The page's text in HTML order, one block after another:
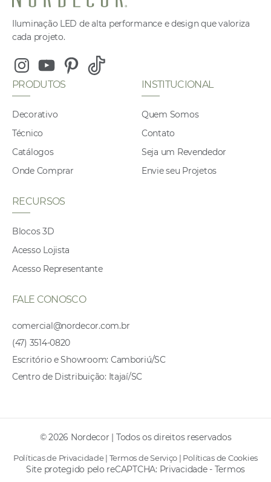
Iluminação LED de alta performance e design que valoriza
cada projeto.
InstagramYoutubePinterest
Tiktok
PRODUTOS
Decorativo
Técnico
Catálogos
Onde Comprar
INSTITUCIONAL
Quem Somos
Contato
Seja um Revendedor
Envie seu Projetos
RECURSOS
Blocos 3D
Acesso Lojista
Acesso Representante
FALE CONOSCO
comercial@nordecor.com.br
(47) 3514-0820
Escritório e Showroom: Camboriú/SC
Centro de Distribuição: Itajaí/SC
© 2026 Nordecor | Todos os direitos reservados
Políticas de Privacidade| Termos de Serviço | Políticas de Cookies
Site protegido pelo reCAPTCHA: Privacidade- Termos